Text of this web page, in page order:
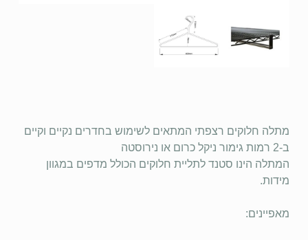
מתלה חלוקים רצפתי המתאים לשימוש בחדרים נקיים וקיים
ב-2 רמות גימור ניקל כרום או נירוסטה
המתלה הינו סטנד לתליית חלוקים הכולל מדפים במגוון
מידות.
מאפיינים: